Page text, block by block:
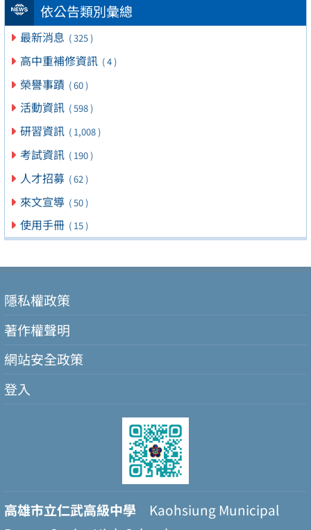
依公告類別彙總
最新消息 ( 325 )
高中重補修資訊 ( 4 )
榮譽事蹟 ( 60 )
活動資訊 ( 598 )
研習資訊 ( 1,008 )
考試資訊 ( 190 )
人才招募 ( 62 )
來文宣導 ( 50 )
使用手冊 ( 15 )
隱私權政策
著作權聲明
網站安全政策
登入
高雄市立仁武高級中學 Kaohsiung Municipal